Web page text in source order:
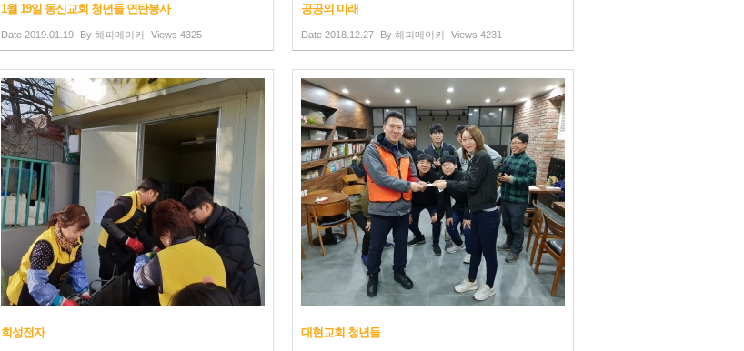
1월 19일 동신교회 청년들 연탄봉사
Date 2019.01.19 By 해피메이커 Views 4325
공공의 미래
Date 2018.12.27 By 해피메이커 Views 4231
희성전자 대현교회 청년들